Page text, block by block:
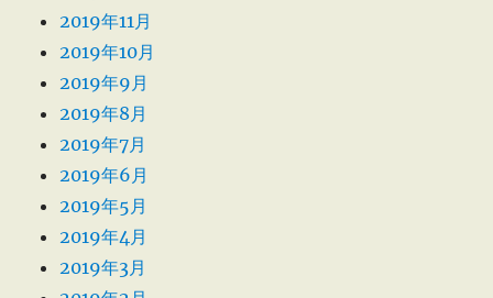
2019年11月
2019年10月
2019年9月
2019年8月
2019年7月
2019年6月
2019年5月
2019年4月
2019年3月